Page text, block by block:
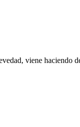
viene haciendo